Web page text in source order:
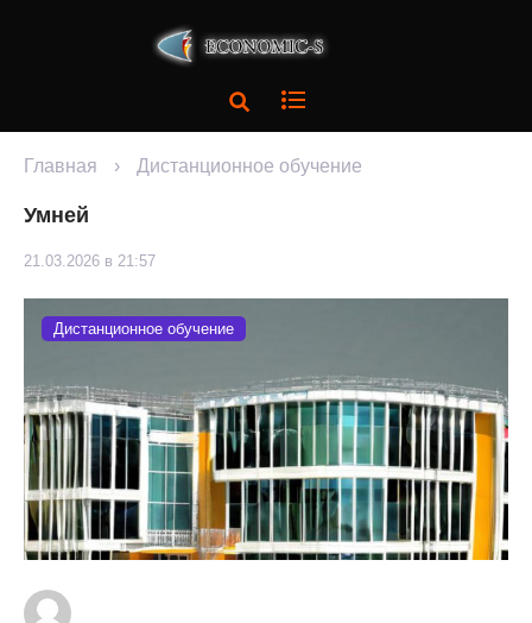
Главная › Дистанционное обучение
Умней
21.03.2026 в 21:57
Дистанционное обучение